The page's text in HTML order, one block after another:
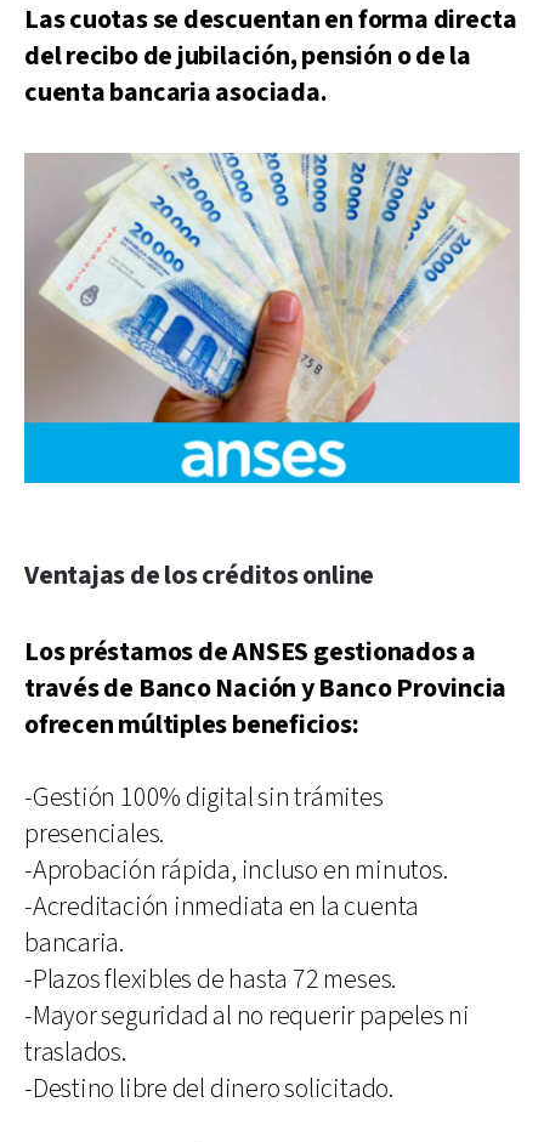
Las cuotas se descuentan en forma directa
del recibo de jubilación, pensión o de la
cuenta bancaria asociada.
Ventajas de los créditos online
Los préstamos de ANSES gestionados a
través de Banco Nación y Banco Provincia
ofrecen múltiples beneficios:
-Gestión 100% digital sin trámites
presenciales.
-Aprobación rápida, incluso en minutos.
-Acreditación inmediata en la cuenta
bancaria.
-Plazos flexibles de hasta 72 meses.
-Mayor seguridad al no requerir papeles ni
traslados.
-Destino libre del dinero solicitado.